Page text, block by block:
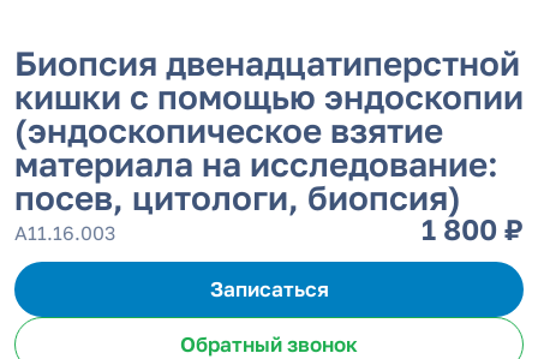
Биопсия двенадцатиперстной
кишки с помощью эндоскопии
(эндоскопическое взятие
материала на исследование:
посев, цитологи, биопсия)
А11.16.003 1 800 ₽
Записаться
Обратный звонок